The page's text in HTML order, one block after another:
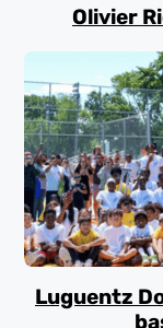
Olivier
Luguentz